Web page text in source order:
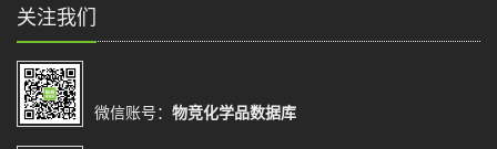
关注我们
微信账号： 物竞化学品数据库